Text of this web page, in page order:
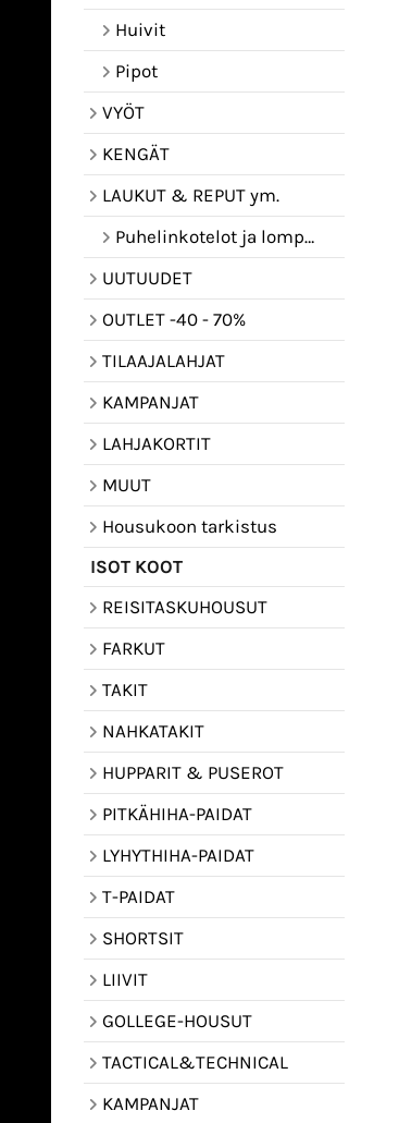
Huivit
Pipot
VYÖT
KENGÄT
LAUKUT & REPUT ym.
Puhelinkotelot ja lompakot
UUTUUDET
OUTLET -40 - 70%
TILAAJALAHJAT
KAMPANJAT
LAHJAKORTIT
MUUT
Housukoon tarkistus
ISOT KOOT
REISITASKUHOUSUT
FARKUT
TAKIT
NAHKATAKIT
HUPPARIT & PUSEROT
PITKÄHIHA-PAIDAT
LYHYTHIHA-PAIDAT
T-PAIDAT
SHORTSIT
LIIVIT
GOLLEGE-HOUSUT
TACTICAL&TECHNICAL
KAMPANJAT